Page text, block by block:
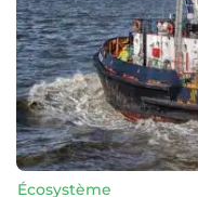
Écosystème